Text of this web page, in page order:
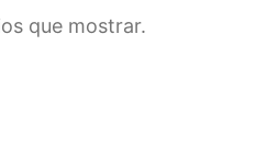
que mostrar.